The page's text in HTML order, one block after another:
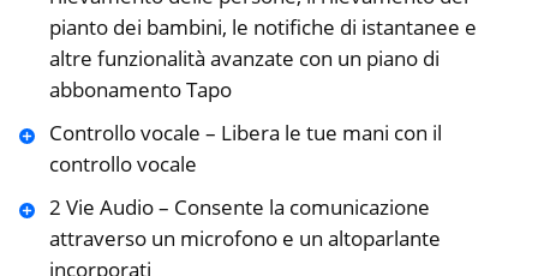
pianto dei bambini, le notifiche di istantanee e
altre funzionalità avanzate con un piano di
abbonamento Tapo
Controllo vocale – Libera le tue mani con il
controllo vocale
2 Vie Audio – Consente la comunicazione
attraverso un microfono e un altoparlante
incorporati